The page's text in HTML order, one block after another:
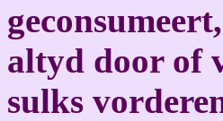
altyd door of
sulks